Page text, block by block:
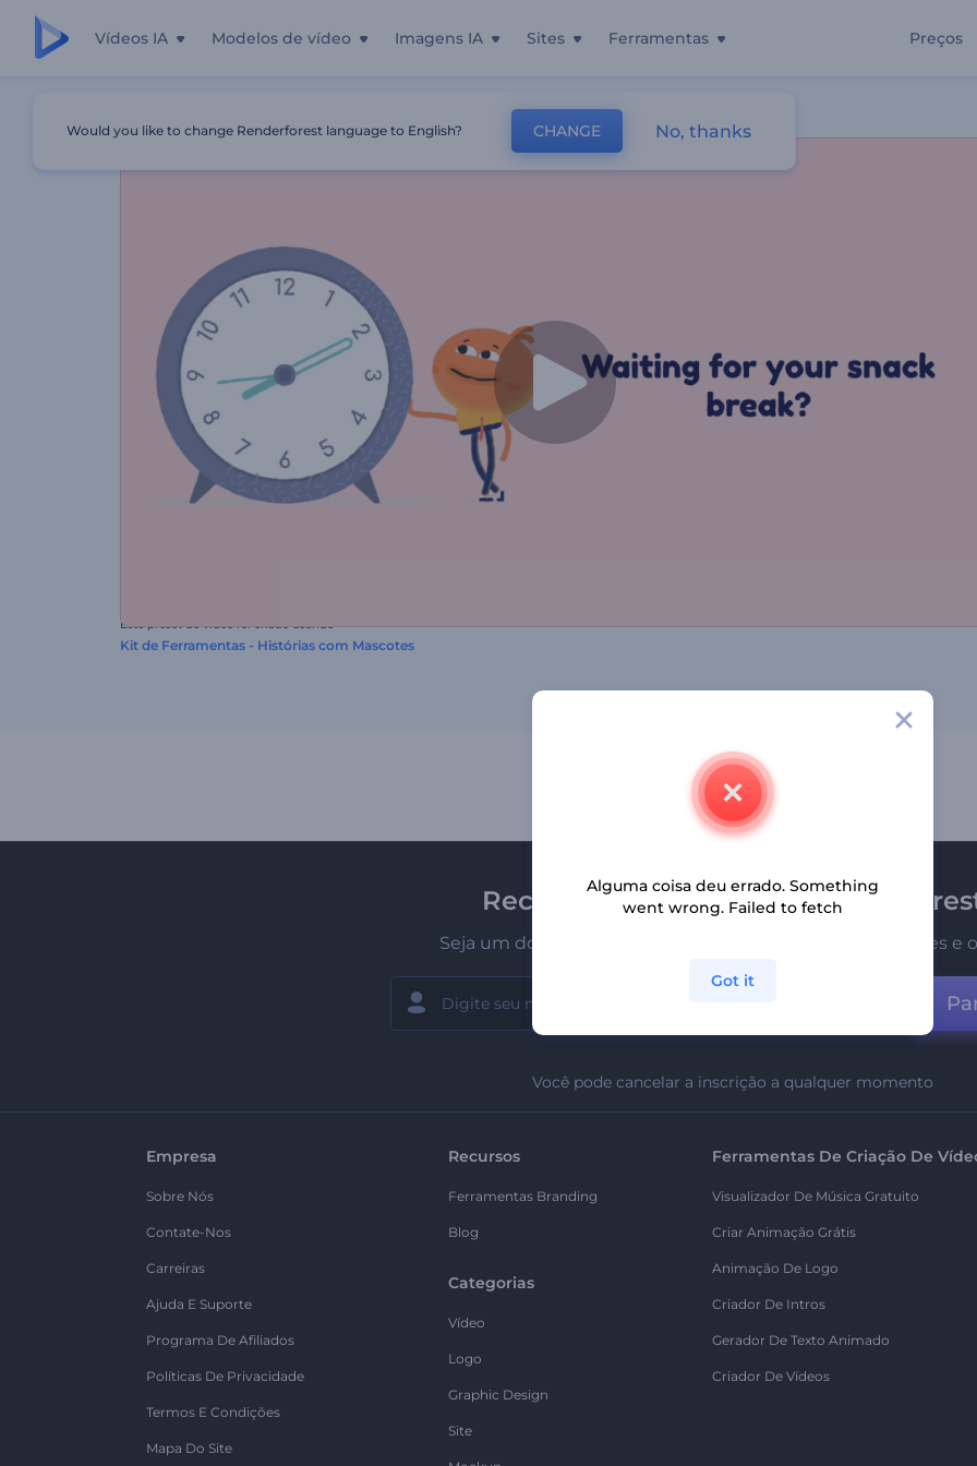
Vídeos IA Modelos de vídeo Imagens IA Sites Ferramentas Preços
Este preset de vídeo foi criado usando
Kit de Ferramentas - Histórias com Mascotes
Receba a newsletter da
Seja um dos primeiros a receber nossas últimas novidades e
Você pode cancelar a inscrição a qualquer momento
Empresa
Sobre Nós
Contate-Nos
Carreiras
Ajuda E Suporte
Programa De Afiliados
Políticas De Privacidade
Termos E Condições
Mapa Do Site
Recursos
Ferramentas Branding
Blog
Categorias
Vídeo
Logo
Graphic Design
Site
Ferramentas De Criação De
Visualizador De Música Gratuito
Criar Animação Grátis
Animação De Logo
Criador De Intros
Gerador De Texto Animado
Criador De Vídeos
Would you like to change Renderforest language to English? CHANGE No, thanks
Alguma coisa deu errado. Something
went wrong. Failed to fetch
Got it